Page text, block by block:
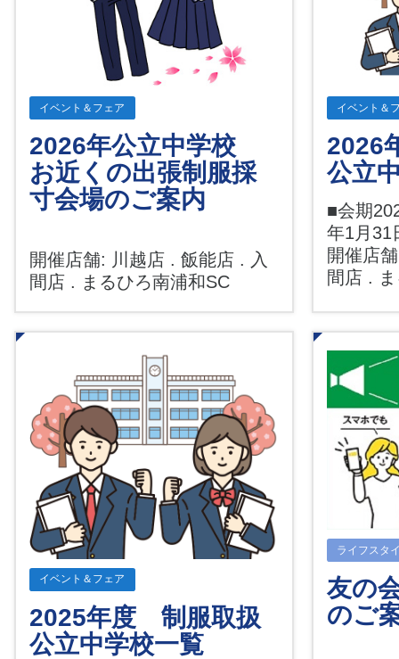
イベント＆フェア
2026年公立中学校
お近くの出張制服採
寸会場のご案内
開催店舗: 川越店 . 飯能店 . 入
間店 . まるひろ南浦和SC
イベント＆
2026
公立
■会期
年1月
開催店
間店 .
イベント＆フェア
2025年度 制服取扱
公立中学校一覧
ライフスタ
友の
のご